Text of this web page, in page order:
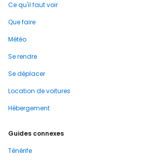
Ce qu'il faut voir
Que faire
Météo
Se rendre
Se déplacer
Location de voitures
Hébergement
Guides connexes
Ténérife